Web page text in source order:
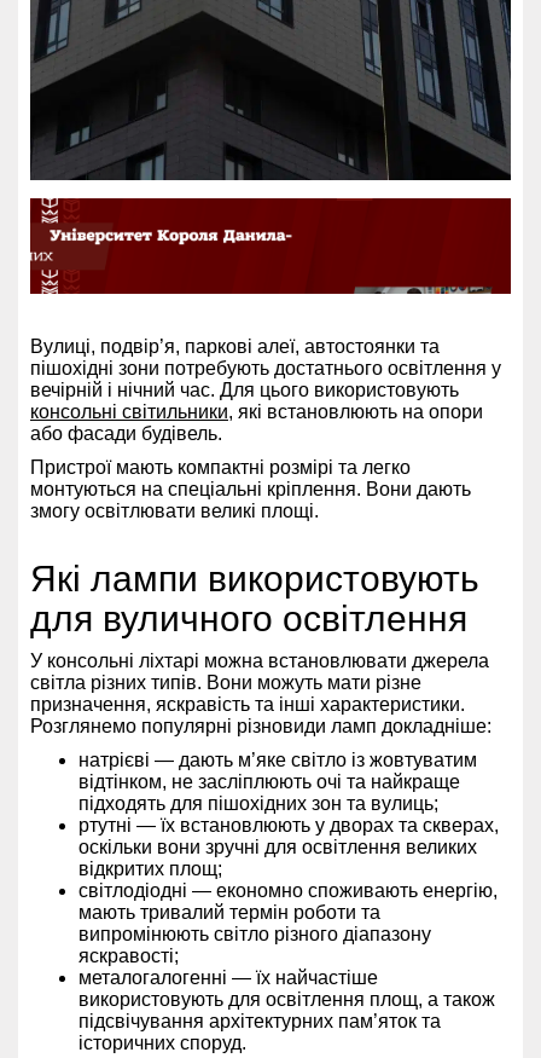
Вулиці, подвір’я, паркові алеї, автостоянки та
пішохідні зони потребують достатнього освітлення у
вечірній і нічний час. Для цього використовують
консольні світильники, які встановлюють на опори
або фасади будівель.
Пристрої мають компактні розмірі та легко
монтуються на спеціальні кріплення. Вони дають
змогу освітлювати великі площі.
Які лампи використовують
для вуличного освітлення
У консольні ліхтарі можна встановлювати джерела
світла різних типів. Вони можуть мати різне
призначення, яскравість та інші характеристики.
Розглянемо популярні різновиди ламп докладніше:
натрієві — дають м’яке світло із жовтуватим
відтінком, не засліплюють очі та найкраще
підходять для пішохідних зон та вулиць;
ртутні — їх встановлюють у дворах та скверах,
оскільки вони зручні для освітлення великих
відкритих площ;
світлодіодні — економно споживають енергію,
мають тривалий термін роботи та
випромінюють світло різного діапазону
яскравості;
металогалогенні — їх найчастіше
використовують для освітлення площ, а також
підсвічування архітектурних пам’яток та
історичних споруд.